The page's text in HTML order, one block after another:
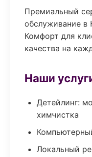
Премиальный
обслуживание в
Комфорт для
качества на
Наши
Детейлинг:
химчистка
Локальный